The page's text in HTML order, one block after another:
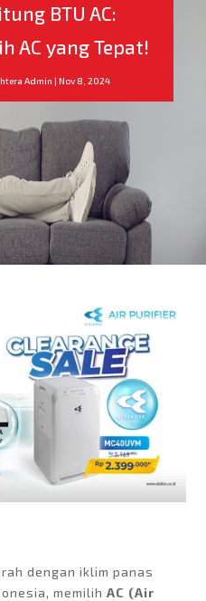
BTU AC:
AC yang Tepat!
Admin | Nov 8, 2024
dengan iklim panas
memilih AC (Air